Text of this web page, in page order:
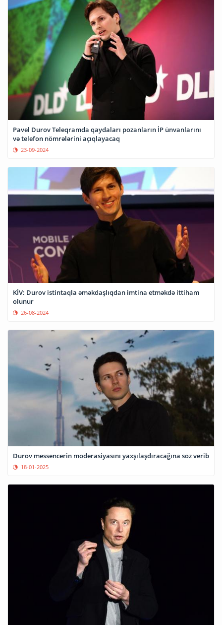
Pavel Durov Teleqramda qaydaları pozanların İP ünvanlarını
və telefon nömrələrini açıqlayacaq
23-09-2024
KİV: Durov istintaqla əməkdaşlıqdan imtina etməkdə ittiham
olunur
26-08-2024
Durov messencerin moderasiyasını yaxşılaşdıracağına söz verib
18-01-2025